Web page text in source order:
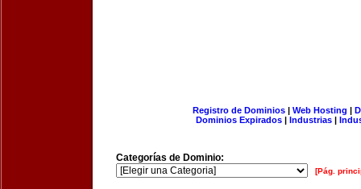
Registro de Dominios| Web Hosting |
Dominios Expirados | Industrias |
Categorías de Dominio:
[Pág.